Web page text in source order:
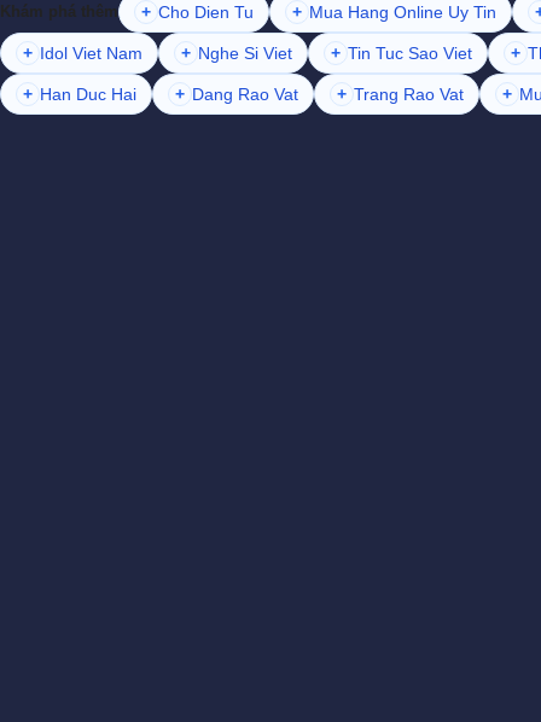
Khám phá thêm + Cho Dien Tu + Mua Hang Online Uy Tin
+ Idol Viet Nam + Nghe Si Viet + Tin Tuc Sao Viet +
+ Han Duc Hai + Dang Rao Vat + Trang Rao Vat +